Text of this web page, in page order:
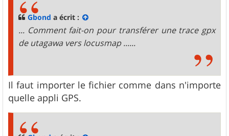
Gbond a écrit :
... Comment fait-on pour transférer une trace gpx
de utagawa vers locusmap ......
Il faut importer le fichier comme dans n'importe
quelle appli GPS.